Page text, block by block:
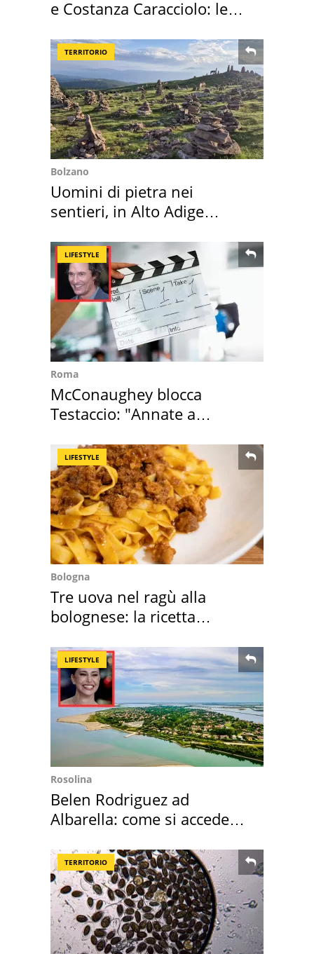
e Costanza Caracciolo: le
TERRITORIO
Bolzano
Uomini di pietra nei
sentieri, in Alto Adige
LIFESTYLE
Roma
McConaughey blocca
Testaccio: "Annate a
LIFESTYLE
Bologna
Tre uova nel ragù alla
bolognese: la ricetta
LIFESTYLE
Rosolina
Belen Rodriguez ad
Albarella: come si accede
TERRITORIO